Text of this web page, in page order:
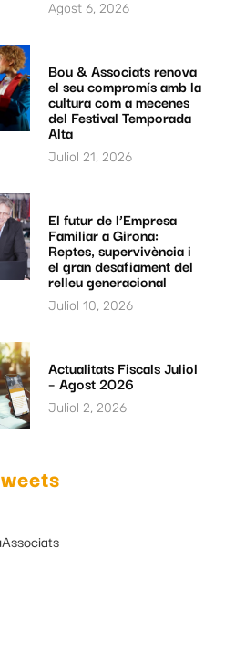
Agost 6, 2026
Bou & Associats renova
el seu compromís amb la
cultura com a mecenes
del Festival Temporada
Alta
Juliol 21, 2026
El futur de l’Empresa
Familiar a Girona:
Reptes, supervivència i
el gran desafiament del
relleu generacional
Juliol 10, 2026
Actualitats Fiscals Juliol
– Agost 2026
Juliol 2, 2026